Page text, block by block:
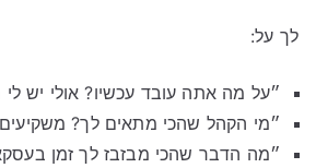
לך על:
״על מה אתה עובד עכשיו? אולי יש
״מי הקהל שהכי מתאים לך?
״מה הדבר שהכי מבזבז לך זמן